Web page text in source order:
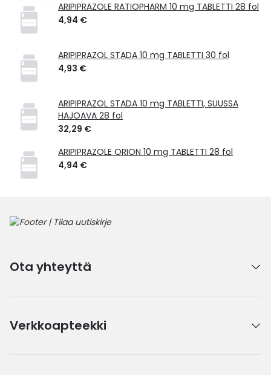
ARIPIPRAZOLE RATIOPHARM 10 mg TABLETTI 28 fol
4,94 €
ARIPIPRAZOL STADA 10 mg TABLETTI 30 fol
4,93 €
ARIPIPRAZOL STADA 10 mg TABLETTI, SUUSSA
HAJOAVA 28 fol
32,29 €
ARIPIPRAZOLE ORION 10 mg TABLETTI 28 fol
4,94 €
Ota yhteyttä
Verkkoapteekki